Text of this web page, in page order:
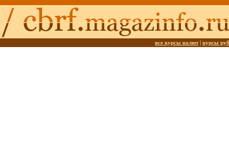
все курсы валют| курсы